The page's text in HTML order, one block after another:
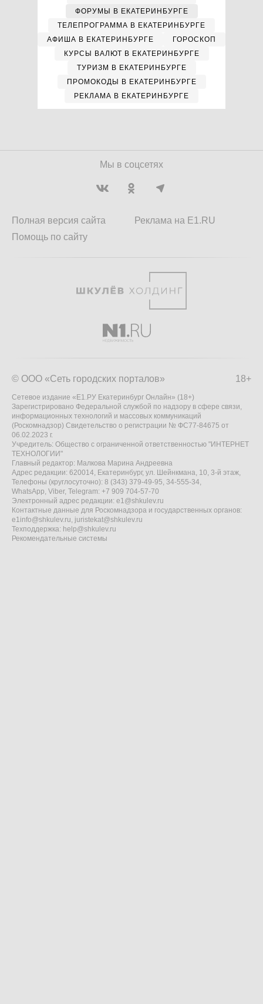
ФОРУМЫ В ЕКАТЕРИНБУРГЕ
ТЕЛЕПРОГРАММА В ЕКАТЕРИНБУРГЕ
АФИША В ЕКАТЕРИНБУРГЕ
ГОРОСКОП
КУРСЫ ВАЛЮТ В ЕКАТЕРИНБУРГЕ
ТУРИЗМ В ЕКАТЕРИНБУРГЕ
ПРОМОКОДЫ В ЕКАТЕРИНБУРГЕ
РЕКЛАМА В ЕКАТЕРИНБУРГЕ
Мы в соцсетях
Полная версия сайта
Помощь по сайту
Реклама на E1.RU
18+
© ООО «Сеть городских порталов»
Сетевое издание «Е1.РУ Екатеринбург Онлайн» (18+)
Зарегистрировано Федеральной службой по надзору в сфере связи,
информационных технологий и массовых коммуникаций
(Роскомнадзор) Свидетельство о регистрации № ФС77-84675 от
06.02.2023 г.
Учредитель: Общество с ограниченной ответственностью "ИНТЕРНЕТ
ТЕХНОЛОГИИ"
Главный редактор: Малкова Марина Андреевна
Адрес редакции: 620014, Екатеринбург, ул. Шейнкмана, 10, 3-й этаж,
Телефоны (круглосуточно): 8 (343) 379-49-95, 34-555-34,
WhatsApp, Viber, Telegram: +7 909 704-57-70
Электронный адрес редакции: e1@shkulev.ru
Контактные данные для Роскомнадзора и государственных органов:
e1info@shkulev.ru, juristekat@shkulev.ru
Техподдержка: help@shkulev.ru
Рекомендательные системы